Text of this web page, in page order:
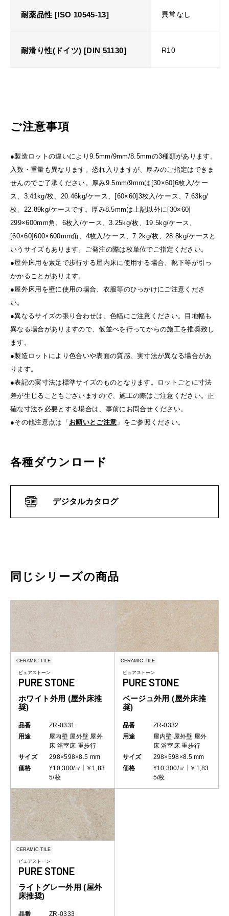
耐薬品性 [ISO 10545-13] 異常なし
耐滑り性(ドイツ) [DIN 51130] R10
ご注意事項
●製造ロットの違いにより9.5mm/9mm/8.5mmの3種類があります。
入数・重量も異なります。恐れ入りますが、厚みのご指定はできま
せんのでご了承ください。厚み9.5mm/9mmは[30×60]6枚入/ケー
ス、3.41kg/枚、20.46kg/ケース、[60×60]3枚入/ケース、7.63kg/
枚、22.89kg/ケースです。厚み8.5mmは上記以外に[30×60]
299×600mm角、6枚入/ケース、3.25kg/枚、19.5kg/ケース、
[60×60]600×600mm角、4枚入/ケース、7.2kg/枚、28.8kg/ケースと
いうサイズもあります。ご発注の際は枚単位でご指定ください。
●屋外床用を素足で歩行する屋内床に使用する場合、靴下等が引っ
かかることがあります。
●屋外床用を壁に使用の場合、衣服等のひっかけにご注意くださ
い。
●異なるサイズの張り合わせは、色幅にご注意ください。目地幅も
異なる場合がありますので、仮並べを行ってからの施工を推奨致し
ます。
●製造ロットにより色合いや表面の質感、実寸法が異なる場合があ
ります。
●表記の実寸法は標準サイズのものとなります。ロットごとに寸法
差が生じることもございますので、施工の際はご注意ください。正
確な寸法を必要とする場合は、事前にお問合せください。
●その他注意点は「お願いとご注意 」をご参照ください。
各種ダウンロード
デジタルカタログ
同じシリーズの商品
CERAMIC TILE
ピュアストーン
PURE STONE
ホワイト外用 (屋外床推
奨)
品番
ZR-0331
用途
屋内壁 屋外壁 屋外
床 浴室床 重歩行
サイズ
298×598×8.5 mm
価格
¥10,300/㎡
￥1,83
5/枚
CERAMIC TILE
ピュアストーン
PURE STONE
ベージュ外用 (屋外床推
奨)
品番
ZR-0332
用途
屋内壁 屋外壁 屋外
床 浴室床 重歩行
サイズ
298×598×8.5 mm
価格
¥10,300/㎡
￥1,83
5/枚
CERAMIC TILE
ピュアストーン
PURE STONE
ライトグレー外用 (屋外
床推奨)
品番 ZR-0333